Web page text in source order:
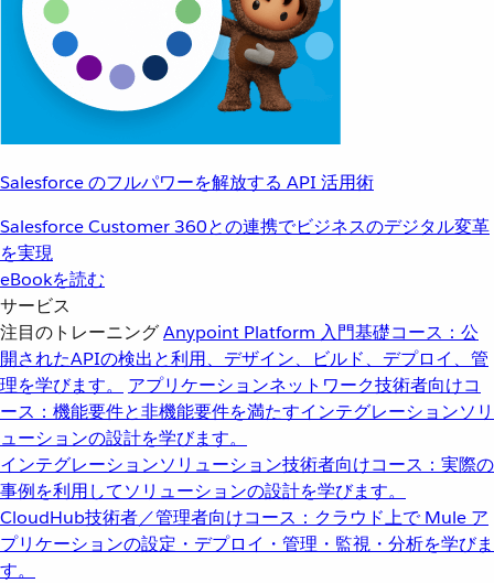
Salesforce のフルパワーを解放する API 活用術
Salesforce Customer 360との連携でビジネスのデジタル変革
を実現
eBookを読む
サービス
注目のトレーニングAnypoint Platform 入門基礎コース：公
開されたAPIの検出と利用、デザイン、ビルド、デプロイ、管
理を学びます。
アプリケーションネットワーク技術者向けコ
ース：機能要件と非機能要件を満たすインテグレーションソリ
ューションの設計を学びます。
インテグレーションソリューション技術者向けコース：実際の
事例を利用してソリューションの設計を学びます。
CloudHub技術者／管理者向けコース：クラウド上で Mule ア
プリケーションの設定・デプロイ・管理・監視・分析を学びま
す。